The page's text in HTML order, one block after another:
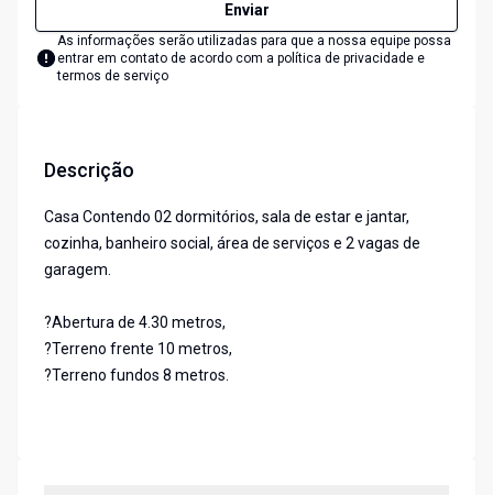
Enviar
As informações serão utilizadas para que a nossa equipe possa
entrar em contato de acordo com a política de privacidade e
termos de serviço
Descrição
Casa Contendo 02 dormitórios, sala de estar e jantar,
cozinha, banheiro social, área de serviços e 2 vagas de
garagem.
?Abertura de 4.30 metros,
?Terreno frente 10 metros,
?Terreno fundos 8 metros.